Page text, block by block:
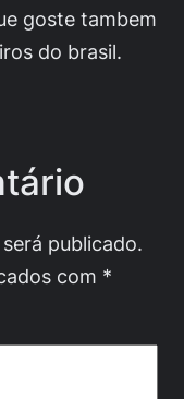
goste tambem
do brasil.
publicado.
com *